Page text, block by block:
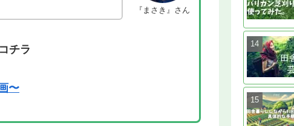
『まさき』さん
チラ
〜